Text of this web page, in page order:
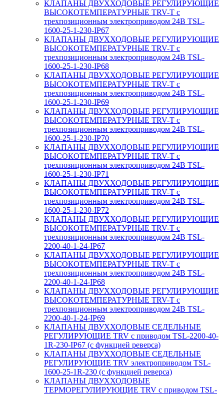
КЛАПАНЫ ДВУХХОДОВЫЕ РЕГУЛИРУЮЩИЕ
ВЫСОКОТЕМПЕРАТУРНЫЕ TRV-T с
трехпозиционным электроприводом 24В TSL-
1600-25-1-230-IP67
КЛАПАНЫ ДВУХХОДОВЫЕ РЕГУЛИРУЮЩИЕ
ВЫСОКОТЕМПЕРАТУРНЫЕ TRV-T с
трехпозиционным электроприводом 24В TSL-
1600-25-1-230-IP68
КЛАПАНЫ ДВУХХОДОВЫЕ РЕГУЛИРУЮЩИЕ
ВЫСОКОТЕМПЕРАТУРНЫЕ TRV-T с
трехпозиционным электроприводом 24В TSL-
1600-25-1-230-IP69
КЛАПАНЫ ДВУХХОДОВЫЕ РЕГУЛИРУЮЩИЕ
ВЫСОКОТЕМПЕРАТУРНЫЕ TRV-T с
трехпозиционным электроприводом 24В TSL-
1600-25-1-230-IP70
КЛАПАНЫ ДВУХХОДОВЫЕ РЕГУЛИРУЮЩИЕ
ВЫСОКОТЕМПЕРАТУРНЫЕ TRV-T с
трехпозиционным электроприводом 24В TSL-
1600-25-1-230-IP71
КЛАПАНЫ ДВУХХОДОВЫЕ РЕГУЛИРУЮЩИЕ
ВЫСОКОТЕМПЕРАТУРНЫЕ TRV-T с
трехпозиционным электроприводом 24В TSL-
1600-25-1-230-IP72
КЛАПАНЫ ДВУХХОДОВЫЕ РЕГУЛИРУЮЩИЕ
ВЫСОКОТЕМПЕРАТУРНЫЕ TRV-T с
трехпозиционным электроприводом 24В TSL-
2200-40-1-24-IP67
КЛАПАНЫ ДВУХХОДОВЫЕ РЕГУЛИРУЮЩИЕ
ВЫСОКОТЕМПЕРАТУРНЫЕ TRV-T с
трехпозиционным электроприводом 24В TSL-
2200-40-1-24-IP68
КЛАПАНЫ ДВУХХОДОВЫЕ РЕГУЛИРУЮЩИЕ
ВЫСОКОТЕМПЕРАТУРНЫЕ TRV-T с
трехпозиционным электроприводом 24В TSL-
2200-40-1-24-IP69
КЛАПАНЫ ДВУХХОДОВЫЕ СЕДЕЛЬНЫЕ
РЕГУЛИРУЮЩИЕ TRV с приводом TSL-2200-40-
1R-230-IP67 (с функцией реверса)
КЛАПАНЫ ДВУХХОДОВЫЕ СЕДЕЛЬНЫЕ
РЕГУЛИРУЮЩИЕ TRV электроприводом TSL-
1600-25-1R-230 (с функцией реверса)
КЛАПАНЫ ДВУХХОДОВЫЕ
ТЕРМОРЕГУЛИРУЮЩИЕ TRV с приводом TSL-